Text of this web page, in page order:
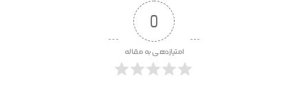
0
امتیازدهی به مقاله